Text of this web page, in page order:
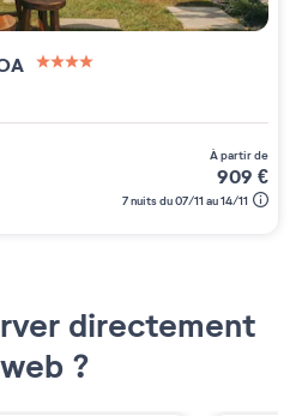
à partir de
909 €
7 nuits du 07/11 au 14/11
directement
?